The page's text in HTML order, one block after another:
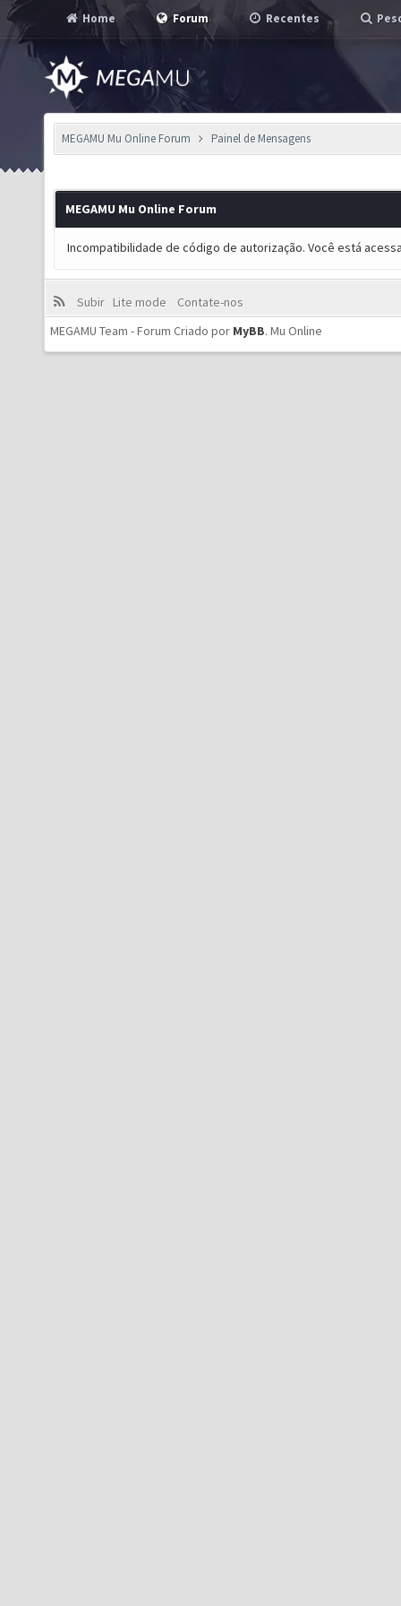
Home Forum Recentes
MEGAMU Mu Online Forum Painel de Mensagens
MEGAMU Mu Online Forum
Incompatibilidade de código de autorização. Você está
Subir Lite mode
Contate-nos
MEGAMU Team - Forum Criado por MyBB. Mu Online